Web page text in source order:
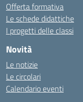
Offerta formativa
Le schede didattiche
I progetti delle classi
Novità
Le notizie
Le circolari
Calendario eventi